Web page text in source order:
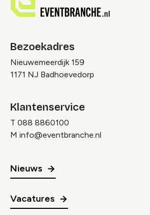
Bezoekadres
Nieuwemeerdijk 159
1171 NJ Badhoevedorp
Klantenservice
T 088 8860100
M info@eventbranche.nl
Nieuws
Vacatures